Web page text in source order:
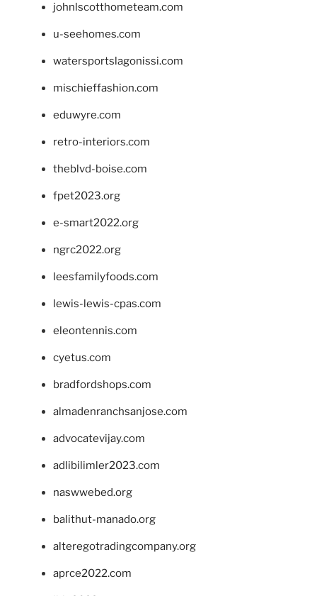
johnlscotthometeam.com
u-seehomes.com
watersportslagonissi.com
mischieffashion.com
eduwyre.com
retro-interiors.com
theblvd-boise.com
fpet2023.org
e-smart2022.org
ngrc2022.org
leesfamilyfoods.com
lewis-lewis-cpas.com
eleontennis.com
cyetus.com
bradfordshops.com
almadenranchsanjose.com
advocatevijay.com
adlibilimler2023.com
naswwebed.org
balithut-manado.org
alteregotradingcompany.org
aprce2022.com